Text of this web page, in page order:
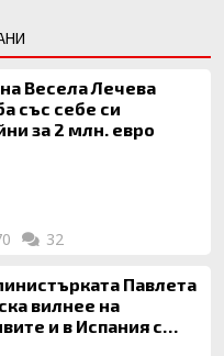
Весела Лечева
със себе си
за 2 млн. евро
32
Павлета
вилнее на
и в Испания с